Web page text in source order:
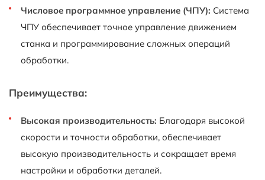
Числовое программное управление (ЧПУ): Система
ЧПУ обеспечивает точное управление движением
станка и программирование сложных операций
обработки.
Преимущества:
Высокая производительность: Благодаря высокой
скорости и точности обработки, обеспечивает
высокую производительность и сокращает время
настройки и обработки деталей.